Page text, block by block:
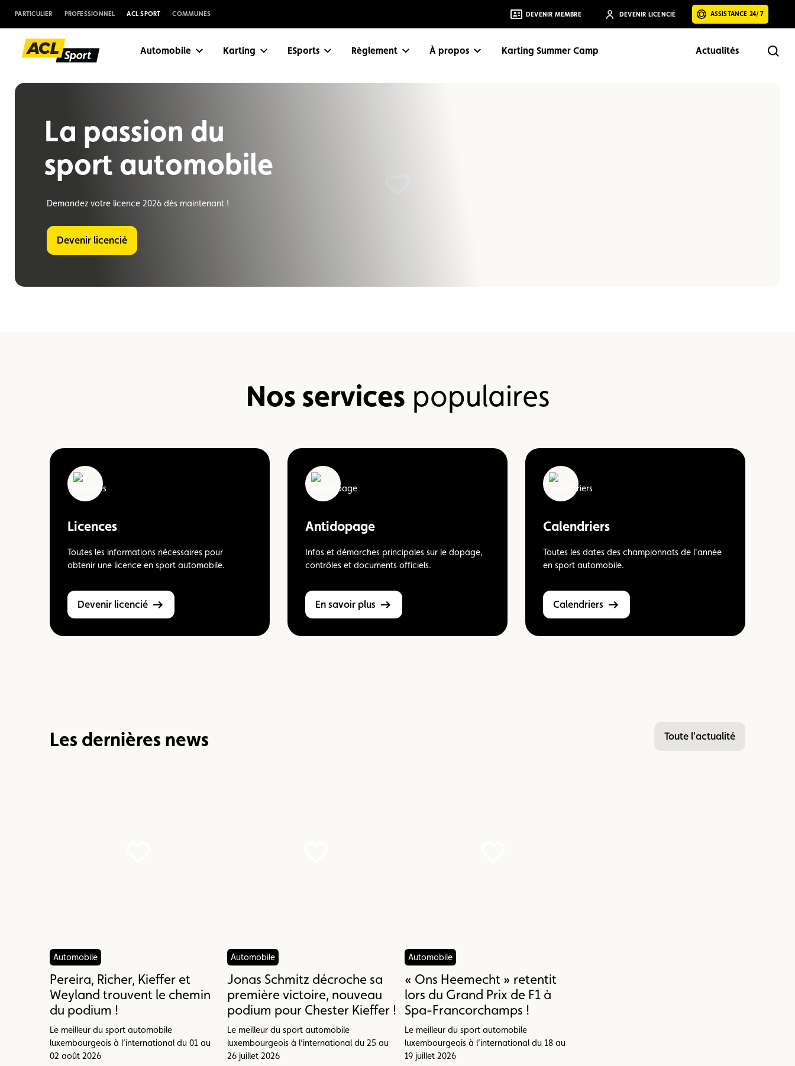
PARTICULIER PROFESSIONNEL ACL SPORT COMMUNES DEVENIR MEMBRE DEVENIR LICENCIÉ ASSISTANCE 24/7
Automobile Karting eSports Règlement À propos Karting Summer Camp Actualités
Suggestions
La passion du
sport automobile
Demandez votre licence 2026 dès maintenant !
Devenir licencié
Nos services populaires
Licences
Toutes les informations nécessaires pour
obtenir une licence en sport automobile.
Devenir licencié
Antidopage
Infos et démarches principales sur le dopage,
contrôles et documents officiels.
En savoir plus
Calendriers
Toutes les dates des championnats de l'année
en sport automobile.
Calendriers
Les dernières news Toute l'actualité
Automobile
Pereira, Richer, Kieffer et
Weyland trouvent le chemin
du podium !
Le meilleur du sport automobile
luxembourgeois à l’international du 01 au
02 août 2026
Automobile
Jonas Schmitz décroche sa
première victoire, nouveau
podium pour Chester Kieffer !
Le meilleur du sport automobile
luxembourgeois à l’international du 25 au
26 juillet 2026
Automobile
« Ons Heemecht » retentit
lors du Grand Prix de F1 à
Spa-Francorchamps !
Le meilleur du sport automobile
luxembourgeois à l’international du 18 au
19 juillet 2026